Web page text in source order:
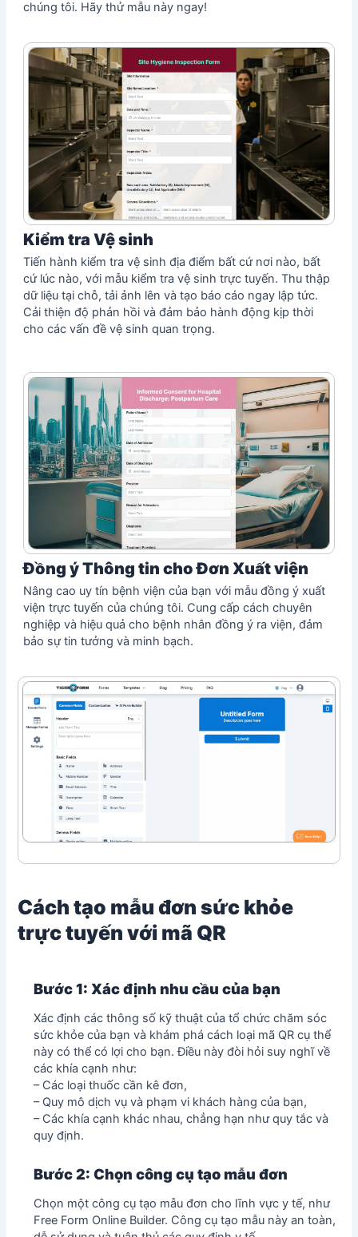
chúng tôi. Hãy thử mẫu này ngay!
Kiểm tra Vệ sinh
Tiến hành kiểm tra vệ sinh địa điểm bất cứ nơi nào, bất
cứ lúc nào, với mẫu kiểm tra vệ sinh trực tuyến. Thu thập
dữ liệu tại chỗ, tải ảnh lên và tạo báo cáo ngay lập tức.
Cải thiện độ phản hồi và đảm bảo hành động kịp thời
cho các vấn đề vệ sinh quan trọng.
Đồng ý Thông tin cho Đơn Xuất viện
Nâng cao uy tín bệnh viện của bạn với mẫu đồng ý xuất
viện trực tuyến của chúng tôi. Cung cấp cách chuyên
nghiệp và hiệu quả cho bệnh nhân đồng ý ra viện, đảm
bảo sự tin tưởng và minh bạch.
Cách tạo mẫu đơn sức khỏe
trực tuyến với mã QR
Bước 1: Xác định nhu cầu của bạn
Xác định các thông số kỹ thuật của tổ chức chăm sóc
sức khỏe của bạn và khám phá cách loại mã QR cụ thể
này có thể có lợi cho bạn. Điều này đòi hỏi suy nghĩ về
các khía cạnh như:
– Các loại thuốc cần kê đơn,
– Quy mô dịch vụ và phạm vi khách hàng của bạn,
– Các khía cạnh khác nhau, chẳng hạn như quy tắc và
quy định.
Bước 2: Chọn công cụ tạo mẫu đơn
Chọn một công cụ tạo mẫu đơn cho lĩnh vực y tế, như
Free Form Online Builder. Công cụ tạo mẫu này an toàn,